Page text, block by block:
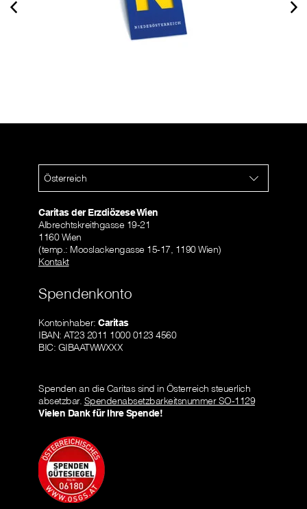
Österreich
Caritas der Erzdiözese Wien
Albrechtskreithgasse 19-21
1160 Wien
(temp.: Mooslackengasse 15-17, 1190 Wien)
Kontakt
Spendenkonto
Kontoinhaber: Caritas
IBAN: AT23 2011 1000 0123 4560
BIC: GIBAATWWXXX
Spenden an die Caritas sind in Österreich steuerlich
absetzbar. Spendenabsetzbarkeitsnummer SO-1129
Vielen Dank für Ihre Spende!